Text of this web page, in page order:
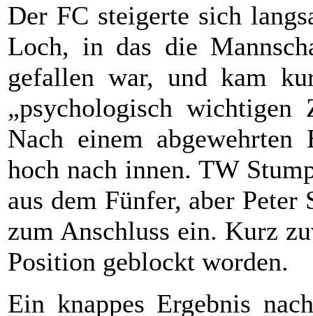
Der FC steigerte sich
Loch, in das die
gefallen war, und kam
„psychologisch wichtigen
Nach einem
hoch nach innen. TW
aus dem Fünfer, aber
zum Anschluss ein. Kurz
Position geblockt worden.
Ein knappes Ergebnis